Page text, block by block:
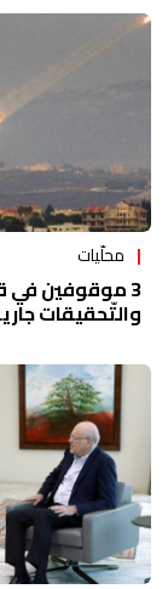
محلّيات
3 موقوفين في
والتّحقيقات